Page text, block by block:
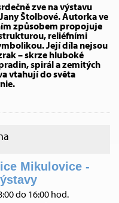
zve na výstavu
Štolbové. Autorka ve
způsobem propojuje
reliéfními
Její díla nejsou
– skrze hluboké
spirál a zemitých
vtahují do světa
Mikulovice -
do 16:00 hod.